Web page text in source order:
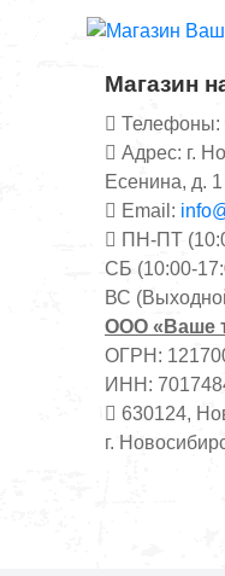
Магазин
Телефоны:
Адрес: г.
Есенина, д. 1
Email:
ПН-ПТ
СБ (10:00-
ВС
ООО «Ваше
ОГРН:
ИНН:
630124,
г.